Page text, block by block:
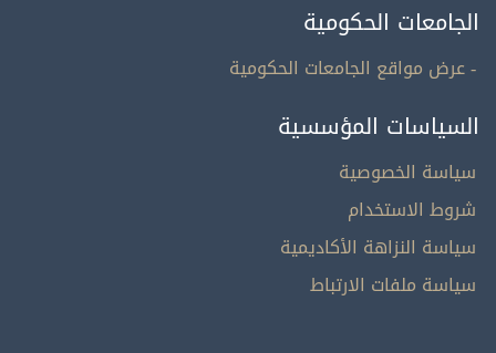
الجامعات الحكومية
- عرض مواقع الجامعات الحكومية
السياسات المؤسسية
سياسة الخصوصية
شروط الاستخدام
سياسة النزاهة الأكاديمية
سياسة ملفات الارتباط